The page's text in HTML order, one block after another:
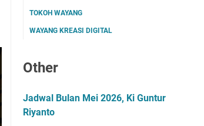
TOKOH WAYANG
WAYANG KREASI DIGITAL
Other
Jadwal Bulan Mei 2026, Ki Guntur
Riyanto